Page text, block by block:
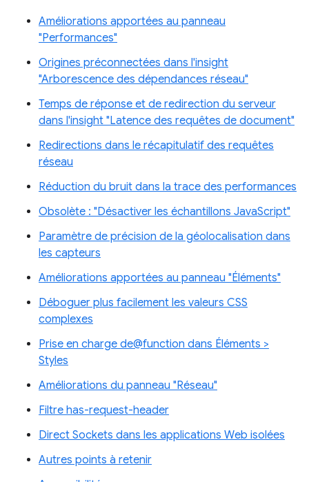
Améliorations apportées au panneau
"Performances"
Origines préconnectées dans l'insight
"Arborescence des dépendances réseau"
Temps de réponse et de redirection du serveur
dans l'insight "Latence des requêtes de document"
Redirections dans le récapitulatif des requêtes
réseau
Réduction du bruit dans la trace des performances
Obsolète : "Désactiver les échantillons JavaScript"
Paramètre de précision de la géolocalisation dans
les capteurs
Améliorations apportées au panneau "Éléments"
Déboguer plus facilement les valeurs CSS
complexes
Prise en charge de@function dans Éléments >
Styles
Améliorations du panneau "Réseau"
Filtre has-request-header
Direct Sockets dans les applications Web isolées
Autres points à retenir